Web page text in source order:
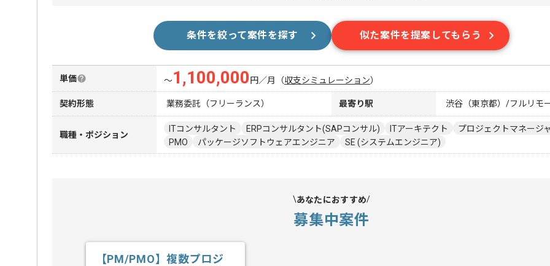
条件を絞って案件を探す 似た案件を提案してもらう
単価 〜1,100,000 円／月 （収支シミュレーション）
契約形態 業務委託（フリーランス） 最寄り駅 渋谷（東京都）/フルリモ
職種・ポジション
ITコンサルタント ERPコンサルタント(SAPコンサル) ITアーキテクト
プロジェクトマネージ
PMO
パッケージソフトウェアエンジニア SE (システムエンジニア)
あなたにおすすめ
募集中案件
【PM/PMO】複数プロジ